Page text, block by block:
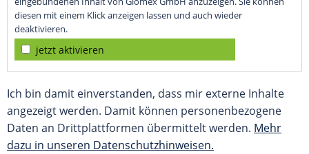
diesen mit einem Klick anzeigen lassen und auch wieder
deaktivieren.
jetzt aktivieren
Ich bin damit einverstanden, dass mir externe Inhalte
angezeigt werden. Damit können personenbezogene
Daten an Drittplattformen übermittelt werden. Mehr
dazu in unseren Datenschutzhinweisen.